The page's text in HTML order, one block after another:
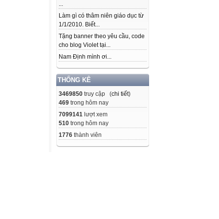
...
Làm gì có thâm niên giáo dục từ
1/1/2010. Biết...
Tặng banner theo yêu cầu, code
cho blog Violet tại...
Nam Định mình ơi...
THỐNG KÊ
3469850 truy cập (chi tiết)
469 trong hôm nay
7099141 lượt xem
510 trong hôm nay
1776 thành viên